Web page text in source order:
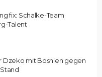
fix: Schalke-Team
Talent
Dzeko mit Bosnien gegen